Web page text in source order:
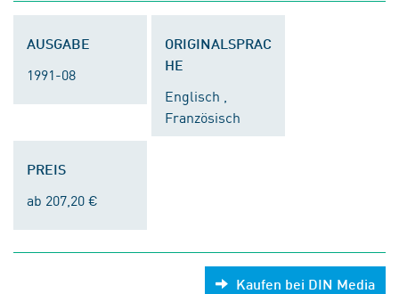
AUSGABE
1991-08
ORIGINALSPRAC
HE
Englisch ,
Französisch
PREIS
ab 207,20 €
Kaufen bei DIN Media